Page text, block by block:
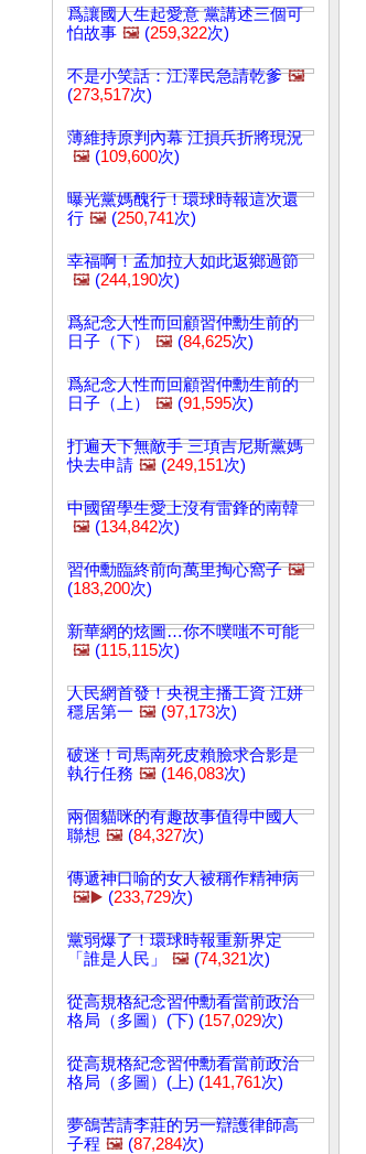
爲讓國人生起愛意 黨講述三個可
怕故事 🖼️ (259,322次)
不是小笑話：江澤民急請乾爹 🖼️
(273,517次)
薄維持原判內幕 江損兵折將現況
🖼️ (109,600次)
曝光黨媽醜行！環球時報這次還
行 🖼️ (250,741次)
幸福啊！孟加拉人如此返鄉過節
🖼️ (244,190次)
爲紀念人性而回顧習仲勳生前的
日子（下）
🖼️ (84,625次)
爲紀念人性而回顧習仲勳生前的
日子（上）
🖼️ (91,595次)
打遍天下無敵手 三項吉尼斯黨媽
快去申請 🖼️ (249,151次)
中國留學生愛上沒有雷鋒的南韓
🖼️ (134,842次)
習仲勳臨終前向萬里掏心窩子 🖼️
(183,200次)
新華網的炫圖…你不噗嗤不可能
🖼️ (115,115次)
人民網首發！央視主播工資 江姘
穩居第一 🖼️ (97,173次)
破迷！司馬南死皮賴臉求合影是
執行任務 🖼️ (146,083次)
兩個貓咪的有趣故事值得中國人
聯想 🖼️ (84,327次)
傳遞神口喻的女人被稱作精神病
🖼️▶️ (233,729次)
黨弱爆了！環球時報重新界定
「誰是人民」
🖼️ (74,321次)
從高規格紀念習仲勳看當前政治
格局（多圖）(下) (157,029次)
從高規格紀念習仲勳看當前政治
格局（多圖）(上) (141,761次)
夢鴿苦請李莊的另一辯護律師高
子程 🖼️ (87,284次)